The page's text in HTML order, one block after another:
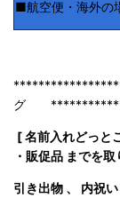
■航空便・海外の
グ
[ 名前入れどっと
・販促品 までを取
引き出物 、 内祝